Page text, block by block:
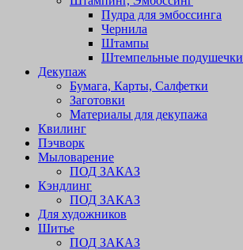
Пудра для эмбоссинга
Чернила
Штампы
Штемпельные подушечки
Декупаж
Бумага, Карты, Салфетки
Заготовки
Материалы для декупажа
Квилинг
Пэчворк
Мыловарение
ПОД ЗАКАЗ
Кэндлинг
ПОД ЗАКАЗ
Для художников
Шитье
ПОД ЗАКАЗ